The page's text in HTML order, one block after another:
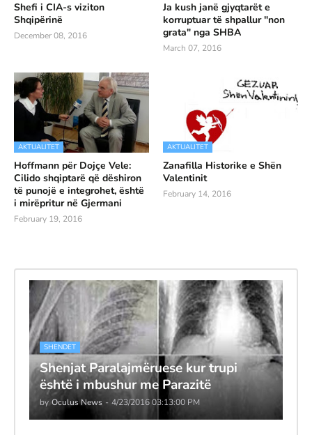
Shefi i CIA-s viziton
Shqipërinë
December 08, 2016
Ja kush janë gjyqtarët e
korruptuar të shpallur "non
grata" nga SHBA
March 07, 2016
AKTUALITET
Hoffmann për Dojçe Vele:
Cilido shqiptarë që dëshiron
të punojë e integrohet, është
i mirëpritur në Gjermani
February 19, 2016
AKTUALITET
Zanafilla Historike e Shën
Valentinit
February 14, 2016
SHENDET
Shenjat Paralajmëruese kur trupi
është i mbushur me Parazitë
by Oculus News - 4/23/2016 03:13:00 PM